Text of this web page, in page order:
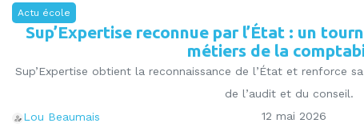
Actu école
Sup’Expertise reconnue par l’État : un
métiers de la
Sup’Expertise obtient la reconnaissance de l’État et renforce
de l’audit et du conseil.
Lou Beaumais
12 mai 2026